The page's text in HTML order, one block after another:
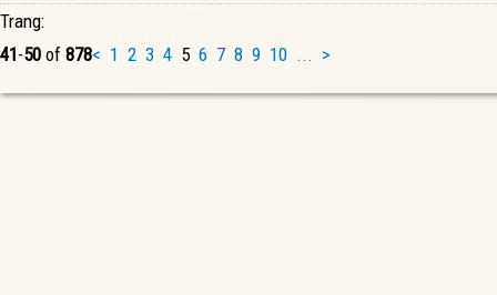
Trang:
41-50 of 878< 1 2 3 4 5 6 7 8 9 10 ... >